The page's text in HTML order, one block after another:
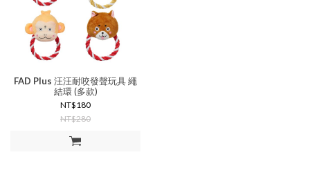
加入購物車
FAD Plus 汪汪耐咬發聲玩具 繩
結環 (多款)
NT$180
NT$280